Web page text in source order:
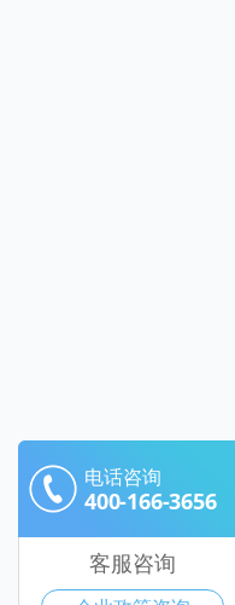
电话咨询
400-166-3656
客服咨询